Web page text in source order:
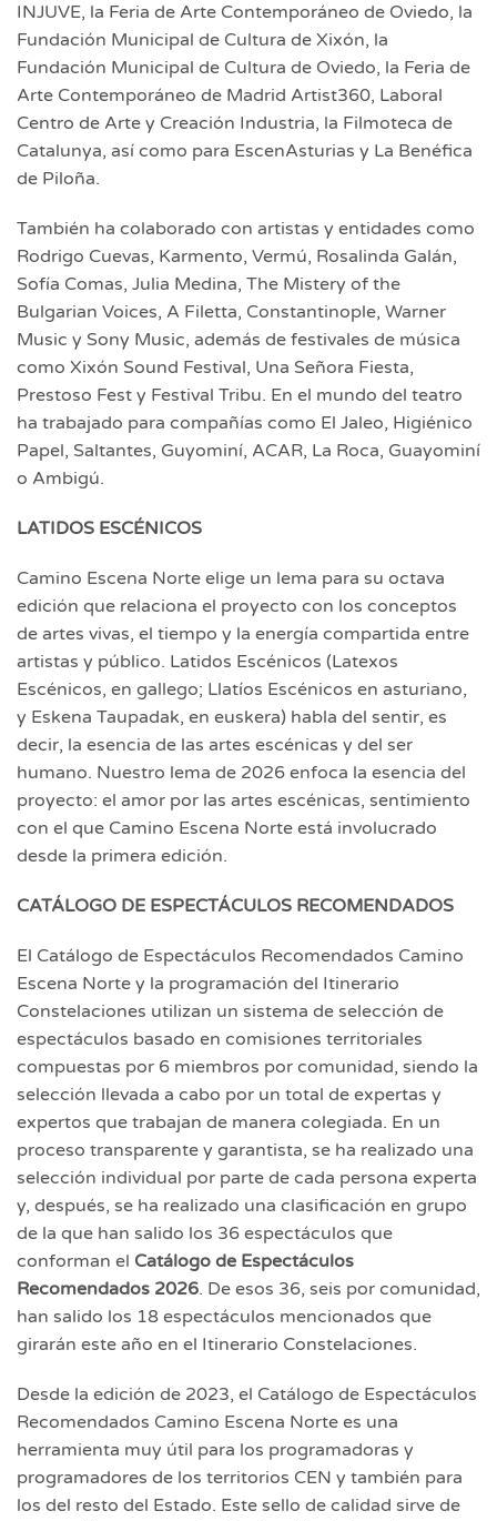
INJUVE, la Feria de Arte Contemporáneo de Oviedo, la
Fundación Municipal de Cultura de Xixón, la
Fundación Municipal de Cultura de Oviedo, la Feria de
Arte Contemporáneo de Madrid Artist360, Laboral
Centro de Arte y Creación Industria, la Filmoteca de
Catalunya, así como para EscenAsturias y La Benéfica
de Piloña.
También ha colaborado con artistas y entidades como
Rodrigo Cuevas, Karmento, Vermú, Rosalinda Galán,
Sofía Comas, Julia Medina, The Mistery of the
Bulgarian Voices, A Filetta, Constantinople, Warner
Music y Sony Music, además de festivales de música
como Xixón Sound Festival, Una Señora Fiesta,
Prestoso Fest y Festival Tribu. En el mundo del teatro
ha trabajado para compañías como El Jaleo, Higiénico
Papel, Saltantes, Guyominí, ACAR, La Roca, Guayominí
o Ambigú.
LATIDOS ESCÉNICOS
Camino Escena Norte elige un lema para su octava
edición que relaciona el proyecto con los conceptos
de artes vivas, el tiempo y la energía compartida entre
artistas y público. Latidos Escénicos (Latexos
Escénicos, en gallego; Llatíos Escénicos en asturiano,
y Eskena Taupadak, en euskera) habla del sentir, es
decir, la esencia de las artes escénicas y del ser
humano. Nuestro lema de 2026 enfoca la esencia del
proyecto: el amor por las artes escénicas, sentimiento
con el que Camino Escena Norte está involucrado
desde la primera edición.
CATÁLOGO DE ESPECTÁCULOS RECOMENDADOS
El Catálogo de Espectáculos Recomendados Camino
Escena Norte y la programación del Itinerario
Constelaciones utilizan un sistema de selección de
espectáculos basado en comisiones territoriales
compuestas por 6 miembros por comunidad, siendo la
selección llevada a cabo por un total de expertas y
expertos que trabajan de manera colegiada. En un
proceso transparente y garantista, se ha realizado una
selección individual por parte de cada persona experta
y, después, se ha realizado una clasificación en grupo
de la que han salido los 36 espectáculos que
conforman el Catálogo de Espectáculos
Recomendados 2026. De esos 36, seis por comunidad,
han salido los 18 espectáculos mencionados que
girarán este año en el Itinerario Constelaciones.
Desde la edición de 2023, el Catálogo de Espectáculos
Recomendados Camino Escena Norte es una
herramienta muy útil para los programadoras y
programadores de los territorios CEN y también para
los del resto del Estado. Este sello de calidad sirve de